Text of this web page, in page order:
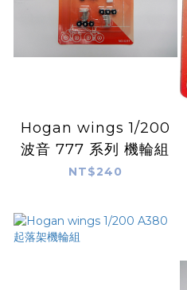
Hogan wings 1/200
波音 777 系列 機輪組
NT$240